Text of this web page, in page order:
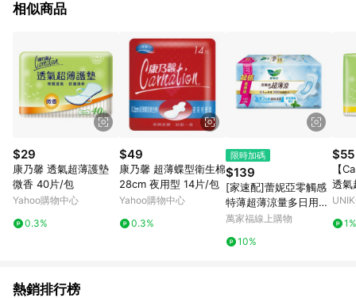
錄，相關問題請於保留時間內聯絡客服中心，並由康達盛通生活
提供簡單、快速、輕鬆的購物流程及體驗，將不定期推出精選、
話題性或期間限定商品來滿足您的喜好。
相似商品
$29
康乃馨 透氣超薄護墊
微香 40片/包
Yahoo購物中心
0.3%
$49
康乃馨 超薄蝶型衛生棉
28cm 夜用型 14片/包
Yahoo購物中心
0.3%
限時加碼
$139
[家速配]蕾妮亞零觸感
特薄超薄涼量多日用加
長型25cm-14PC
萬家福線上購物
10%
$55
【
透氣
5cm
1%
熱銷排行榜